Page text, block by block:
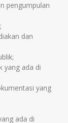
pengumpulan
dan
yang ada di
yang
ada di